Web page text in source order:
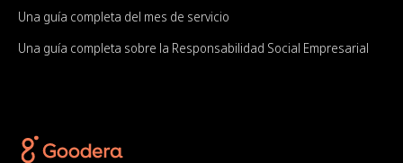
Una guía completa del mes de servicio
Una guía completa sobre la Responsabilidad Social Empresarial